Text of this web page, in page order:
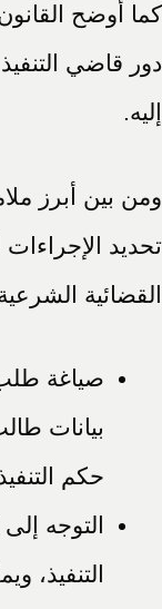
كما أوضح
دور قاضي
إليه.
ومن بين أبرز
تحديد الإجراءات
القضائية
صياغة
بيانات
حكم
التوجه
التنفيذ،